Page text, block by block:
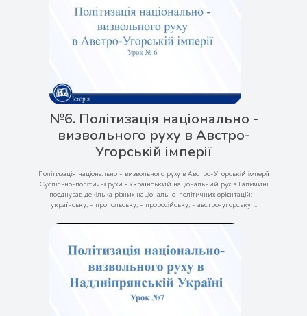
№6. Політизація національно -
визвольного руху в Австро-
Угорській імперії
Політизація національно - визвольного руху в Австро-Угорській імперії
Суспільно-політичні рухи • Український національний рух в Галичині
поєднував декілька різних національно-політичних орієнтацій: -
українську; - пропольську; - проросійську; - австро-угорську ...